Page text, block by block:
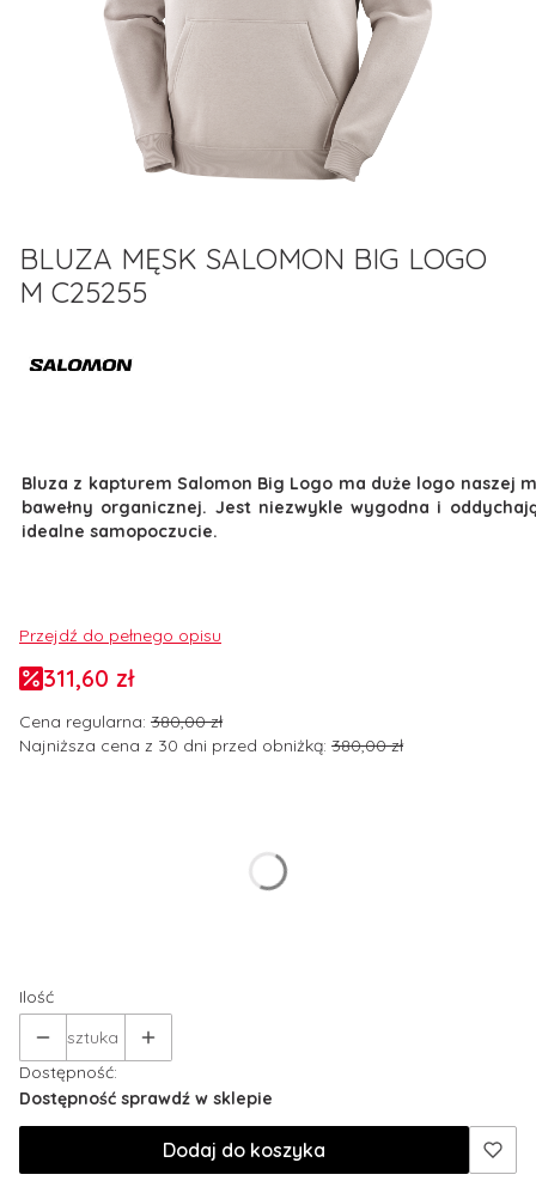
BLUZA MĘSK SALOMON BIG LOGO
M C25255
Bluza z kapturem Salomon Big Logo ma duże logo naszej
bawełny organicznej. Jest niezwykle wygodna i
idealne samopoczucie.
Przejdź do pełnego opisu
311,60 zł
Cena regularna: 380,00 zł
Najniższa cena z 30 dni przed obniżką: 380,00 zł
Ilość
sztuka
Dostępność:
Dostępność sprawdź w sklepie
Dodaj do koszyka